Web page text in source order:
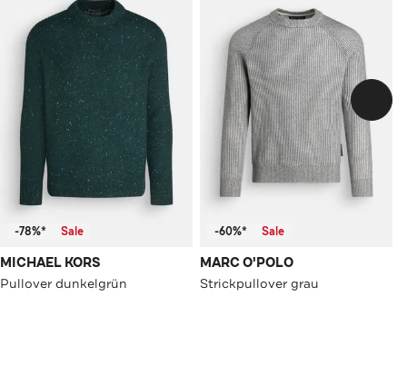
-78%* Sale
MICHAEL KORS
Pullover dunkelgrün
-60%* Sale
MARC O'POLO
Strickpullover grau